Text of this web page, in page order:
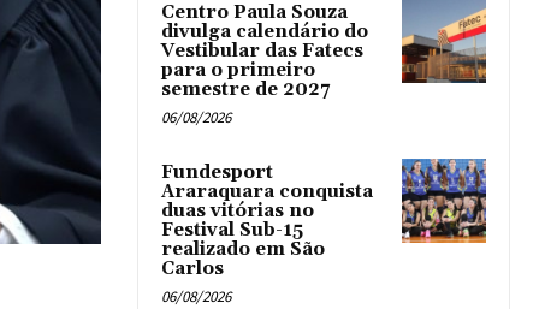
Centro Paula Souza
divulga calendário do
Vestibular das Fatecs
para o primeiro
semestre de 2027
06/08/2026
Fundesport
Araraquara conquista
duas vitórias no
Festival Sub-15
realizado em São
Carlos
06/08/2026